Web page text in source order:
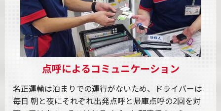
点呼によるコミュニケーション
名正運輸は泊まりでの運行がないため、ドライバーは
毎日 朝と夜にそれぞれ出発点呼と帰庫点呼の2回を対